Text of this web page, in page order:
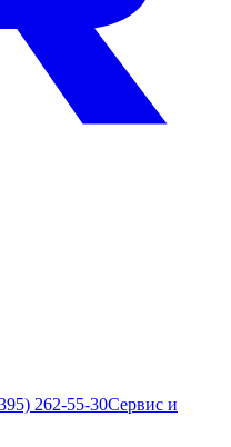
262-55-30Сервис и